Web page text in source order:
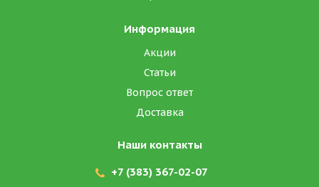
Информация
Акции
Статьи
Вопрос ответ
Доставка
Наши контакты
+7 (383) 367-02-07